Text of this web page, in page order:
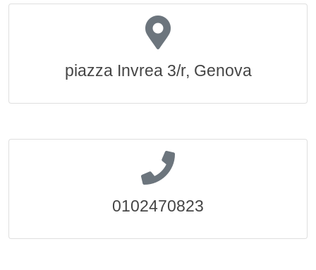
piazza Invrea 3/r, Genova
0102470823